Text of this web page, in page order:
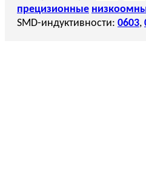
прецизионные
SMD-индуктивности: 0603,